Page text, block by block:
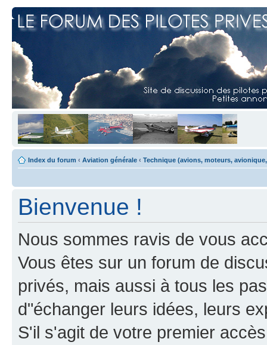
Index du forum ‹ Aviation générale ‹ Technique (avions, moteurs,
Bienvenue !
Nous sommes ravis de vous
Vous êtes sur un forum de
privés, mais aussi à tous les
d"échanger leurs idées, leurs
S'il s'agit de votre premier